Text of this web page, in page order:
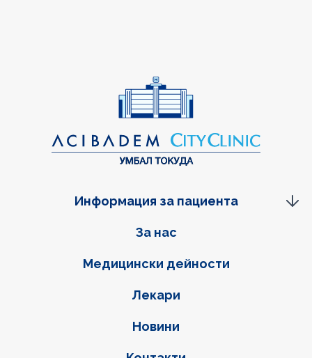
Фуутер навигация
За нас
Медицински дейности
Лекари
Новини
Информация за пациента